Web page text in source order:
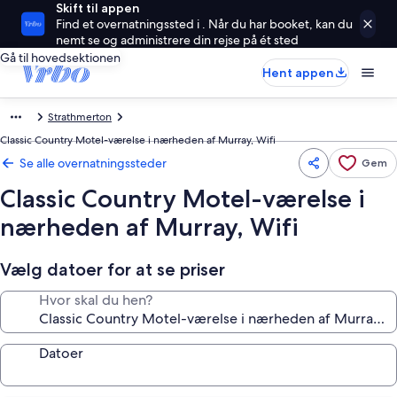
Skift til appen
Find et overnatningssted i . Når du har booket, kan du
nemt se og administrere din rejse på ét sted
Gå til hovedsektionen
Hent appen
Strathmerton
Classic Country Motel-værelse i nærheden af Murray, Wifi
Se alle overnatningssteder Gem
Classic Country Motel-værelse i
nærheden af Murray, Wifi
Vælg datoer for at se priser
Hvor skal du hen?
Datoer